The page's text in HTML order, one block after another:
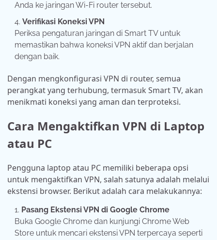
Anda ke jaringan Wi-Fi router tersebut.
Verifikasi Koneksi VPN
Periksa pengaturan jaringan di Smart TV untuk
memastikan bahwa koneksi VPN aktif dan berjalan
dengan baik.
Dengan mengkonfigurasi VPN di router, semua
perangkat yang terhubung, termasuk Smart TV, akan
menikmati koneksi yang aman dan terproteksi.
Cara Mengaktifkan VPN di Laptop
atau PC
Pengguna laptop atau PC memiliki beberapa opsi
untuk mengaktifkan VPN, salah satunya adalah melalui
ekstensi browser. Berikut adalah cara melakukannya:
Pasang Ekstensi VPN di Google Chrome
Buka Google Chrome dan kunjungi Chrome Web
Store untuk mencari ekstensi VPN terpercaya seperti